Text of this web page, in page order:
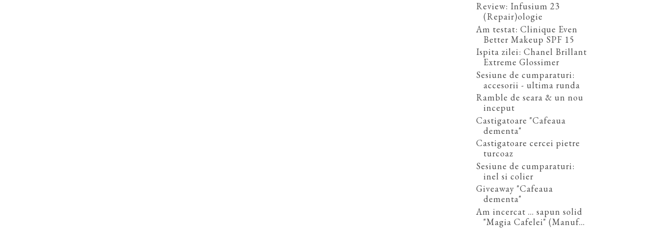
Review: Infusium 23
(Repair)ologie
Am testat: Clinique Even
Better Makeup SPF 15
Ispita zilei: Chanel Brillant
Extreme Glossimer
Sesiune de cumparaturi:
accesorii - ultima runda
Ramble de seara & un nou
inceput
Castigatoare "Cafeaua
dementa"
Castigatoare cercei pietre
turcoaz
Sesiune de cumparaturi:
inel si colier
Giveaway "Cafeaua
dementa"
Am incercat ... sapun solid
"Magia Cafelei" (Manuf...